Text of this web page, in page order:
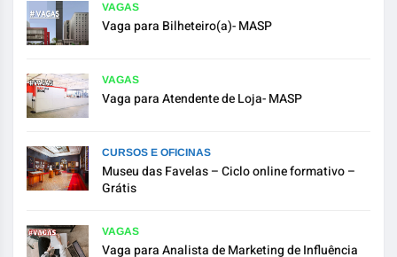
VAGAS
Vaga para Bilheteiro(a)- MASP
VAGAS
Vaga para Atendente de Loja- MASP
CURSOS E OFICINAS
Museu das Favelas – Ciclo online formativo –
Grátis
VAGAS
Vaga para Analista de Marketing de Influência